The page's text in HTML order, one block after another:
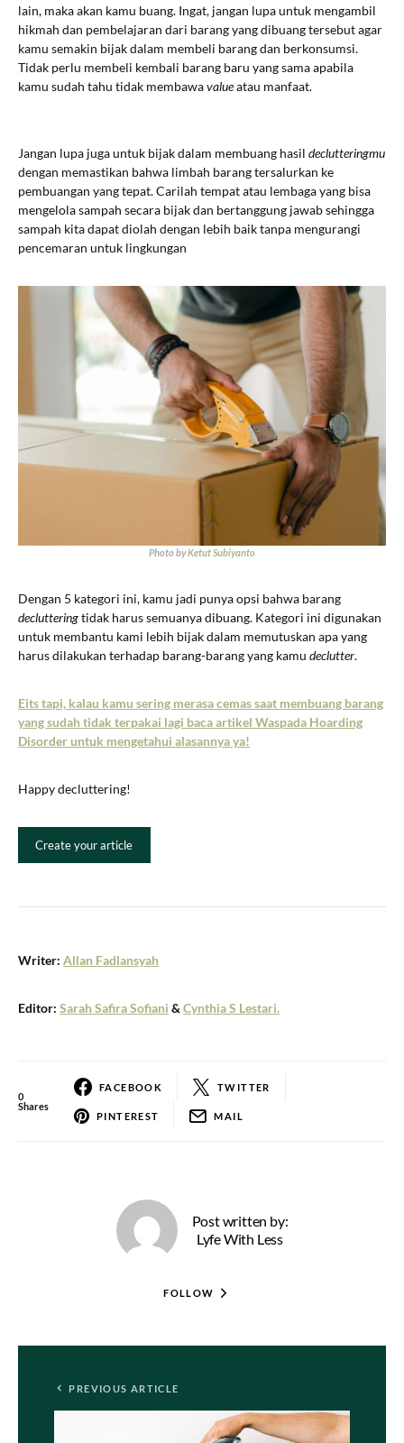
lain, maka akan kamu buang. Ingat, jangan lupa untuk mengambil
hikmah dan pembelajaran dari barang yang dibuang tersebut agar
kamu semakin bijak dalam membeli barang dan berkonsumsi.
Tidak perlu membeli kembali barang baru yang sama apabila
kamu sudah tahu tidak membawavalueatau manfaat.
Jangan lupa juga untuk bijak dalam membuang hasil declutteringmu
dengan memastikan bahwa limbah barang tersalurkan ke
pembuangan yang tepat. Carilah tempat atau lembaga yang bisa
mengelola sampah secara bijak dan bertanggung jawab sehingga
sampah kita dapat diolah dengan lebih baik tanpa mengurangi
pencemaran untuk lingkungan
Photo byKetut Subiyanto
Dengan 5 kategori ini, kamu jadi punya opsi bahwa barang
declutteringtidak harus semuanya dibuang. Kategori ini digunakan
untuk membantu kami lebih bijak dalam memutuskan apa yang
harus dilakukan terhadap barang-barang yang kamu declutter.
Eits tapi, kalau kamu sering merasa cemas saat membuang barang
yang sudah tidak terpakai lagi baca artikel Waspada Hoarding
Disorder untuk mengetahui alasannya ya!
Happy decluttering!
Create your article
Writer: Allan Fadlansyah
Editor: Sarah Safira Sofiani & Cynthia S Lestari.
0
Shares
FACEBOOK TWITTER
PINTEREST MAIL
Post written by:
Lyfe With Less
FOLLOW
PREVIOUS ARTICLE